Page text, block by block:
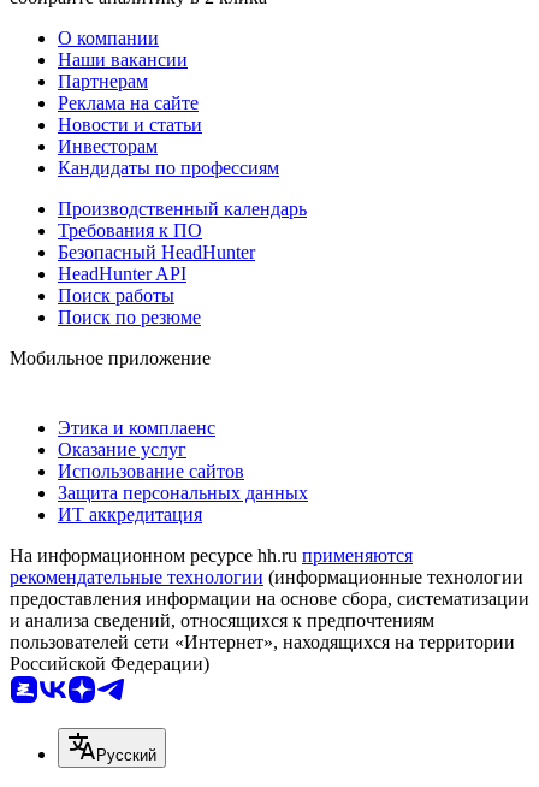
О компании
Наши вакансии
Партнерам
Реклама на сайте
Новости и статьи
Инвесторам
Кандидаты по профессиям
Производственный календарь
Требования к ПО
Безопасный HeadHunter
HeadHunter API
Поиск работы
Поиск по резюме
Мобильное приложение
Этика и комплаенс
Оказание услуг
Использование сайтов
Защита персональных данных
ИТ аккредитация
На информационном ресурсе hh.ru применяются
рекомендательные технологии (информационные технологии
предоставления информации на основе сбора, систематизации
и анализа сведений, относящихся к предпочтениям
пользователей сети «Интернет», находящихся на территории
Российской Федерации)
Русский